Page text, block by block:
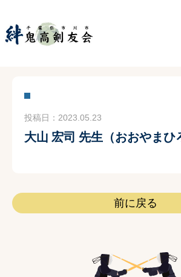
投稿日：2023.05.23
大山 宏司 先生（おおやまひ
前に戻る